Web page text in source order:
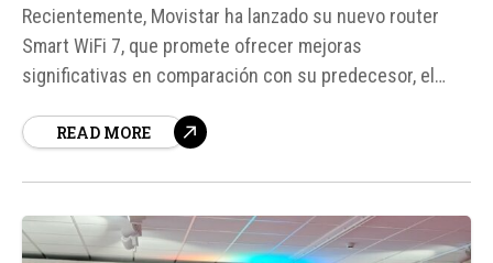
Recientemente, Movistar ha lanzado su nuevo router
Smart WiFi 7, que promete ofrecer mejoras
significativas en comparación con su predecesor, el
actualizar tu router a esta nueva tecnología. En este
READ MORE